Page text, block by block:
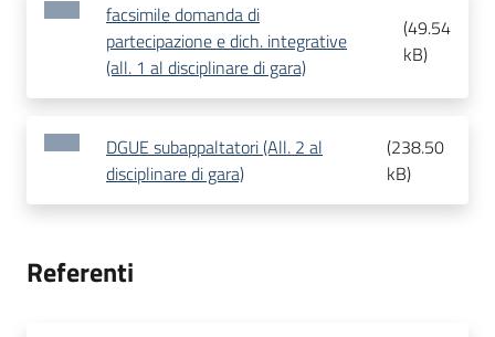
facsimile domanda di
partecipazione e dich. integrative
(all. 1 al disciplinare di gara)
(49.54
kB)
DGUE subappaltatori (All. 2 al
disciplinare di gara)
(238.50
kB)
Referenti